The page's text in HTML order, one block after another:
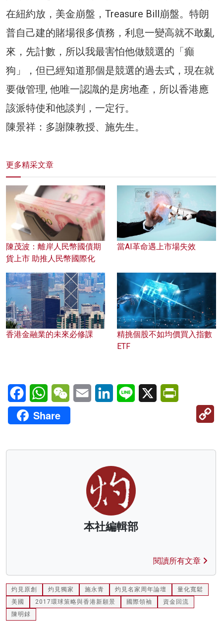
在紐約放，美金崩盤，Treasure Bill崩盤。特朗
普自己建的賭場很多債務，利息一變高就不敢亂
來，先計數，所以我最害怕他做競選的「癲
狗」，但已經知道那個是競選的過去式，現在就
要做管理, 他唯一認識的是房地產，所以香港應
該派特使和他談判，一定行。
陳景祥：多謝陳教授、施先生。
更多精采文章
陳茂波：離岸人民幣國債期
貨上市 助推人民幣國際化
當AI革命遇上市場失效
香港金融業的未來必修課
精挑個股不如均價買入指數
ETF
FacebookWhatsAppWeChatEmail LinkedInLine X
Share
本社編輯部
閱讀所有文章
灼見原創 灼見獨家 施永青 灼見名家周年論壇
量化寬鬆
美國
2017環球策略與香港新願景 國際領袖
資金回流
陳明銶